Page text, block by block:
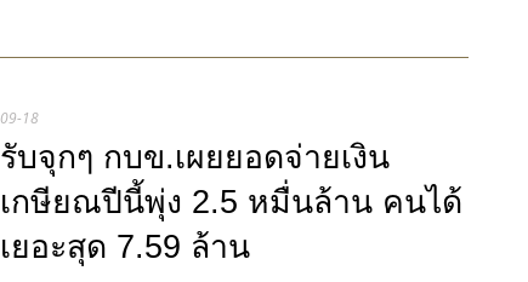
09-18
รับจุกๆ กบข.เผยยอดจ่ายเงิน
เกษียณปีนี้พุ่ง 2.5 หมื่นล้าน คนได้
เยอะสุด 7.59 ล้าน